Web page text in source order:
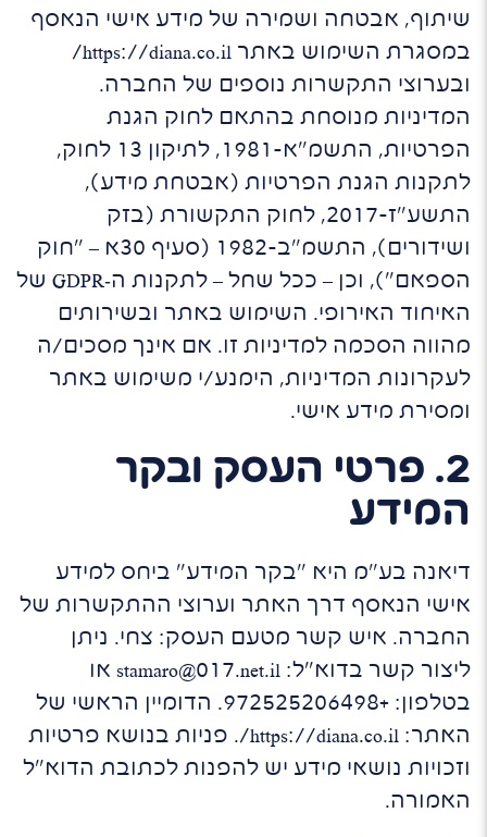
שיתוף, אבטחה ושמירה של מידע אישי הנאסף
במסגרת השימוש באתר https://diana.co.il/
ובערוצי התקשרות נוספים של החברה.
המדיניות מנוסחת בהתאם לחוק הגנת
הפרטיות, התשמ"א-1981, לתיקון 13 לחוק,
לתקנות הגנת הפרטיות (אבטחת מידע),
התשע"ז-2017, לחוק התקשורת (בזק
ושידורים), התשמ"ב-1982 (סעיף 30א – "חוק
הספאם"), וכן – ככל שחל – לתקנות ה‑GDPR של
האיחוד האירופי. השימוש באתר ובשירותים
מהווה הסכמה למדיניות זו. אם אינך מסכים/ה
לעקרונות המדיניות, הימנע/י משימוש באתר
ומסירת מידע אישי.
2. פרטי העסק ובקר
המידע
דיאנה בע"מ היא "בקר המידע" ביחס למידע
אישי הנאסף דרך האתר וערוצי ההתקשרות של
החברה. איש קשר מטעם העסק: צחי. ניתן
ליצור קשר בדוא"ל: stamaro@017.net.il או
בטלפון: +972525206498. הדומיין הראשי של
האתר: https://diana.co.il/. פניות בנושא פרטיות
וזכויות נושאי מידע יש להפנות לכתובת הדוא"ל
האמורה.